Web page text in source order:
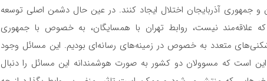
و جمهوری آذربایجان اختلال ایجاد کنند. در عین حال دشمن اصلی توسعه
علاقه‌مند نیست، روابط تهران با همسایگان، به خصوص با جمهوری
متعدد به خصوص در زمینه‌های رسانه‌ای بودیم. این مسائل وجود
است که مسوولان دو کشور به صورت هوشمندانه این مسائل را دنبال